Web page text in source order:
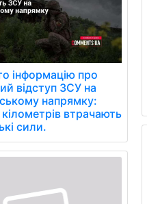
інформацію про
відступ ЗСУ на
напрямку:
кілометрів втрачають
сили.